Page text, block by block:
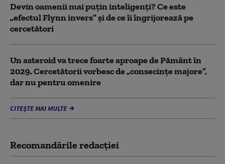
Devin oamenii mai puțin inteligenți? Ce este
„efectul Flynn invers” și de ce îi îngrijorează pe
cercetători
Un asteroid va trece foarte aproape de Pământ în
2029. Cercetătorii vorbesc de „consecințe majore”,
dar nu pentru omenire
CITEȘTE MAI MULTE
Recomandările redacţiei